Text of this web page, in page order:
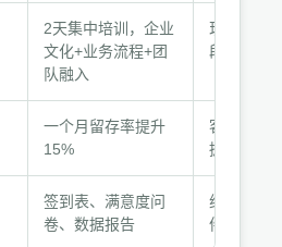
2天集中培训，企业
文化+业务流程+团
队融入
现场照片
段、讲师
一个月留存率提升
15%
客户HR系
据，脱敏
签到表、满意度问
卷、数据报告
纸质原件
件归档